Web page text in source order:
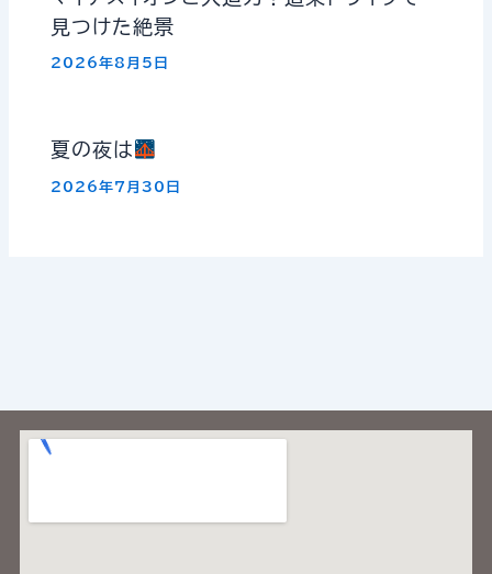
見つけた絶景
2026年8月5日
夏の夜は
2026年7月30日